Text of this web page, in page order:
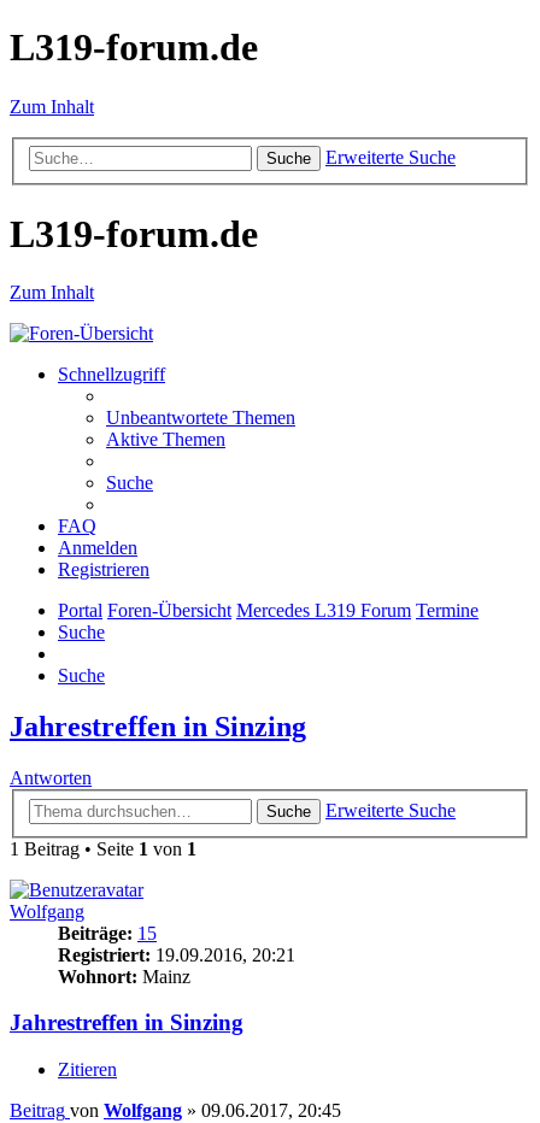
L319-forum.de
Zum Inhalt
Suche Erweiterte Suche
L319-forum.de
Zum Inhalt
Schnellzugriff
Unbeantwortete Themen
Aktive Themen
Suche
FAQ
Anmelden
Registrieren
Portal Foren-Übersicht Mercedes L319 Forum Termine
Suche
Suche
Jahrestreffen in Sinzing
Antworten
Suche
Erweiterte Suche
1 Beitrag • Seite 1 von 1
Wolfgang
Beiträge: 15
Registriert: 19.09.2016, 20:21
Wohnort: Mainz
Jahrestreffen in Sinzing
Zitieren
Beitrag von Wolfgang » 09.06.2017, 20:45